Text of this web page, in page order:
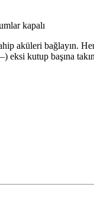
kapalı
aküleri bağlayın.
kutup başına